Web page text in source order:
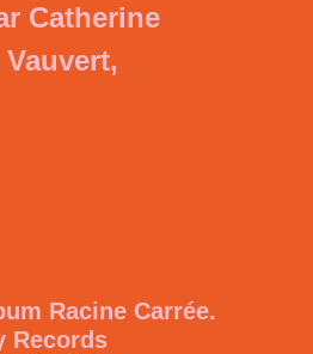
Catherine
Racine Carrée.
Records